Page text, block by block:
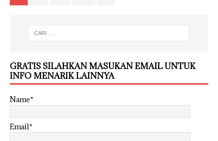
GRATIS SILAHKAN MASUKAN EMAIL UNTUK
INFO MENARIK LAINNYA
Name*
Email*